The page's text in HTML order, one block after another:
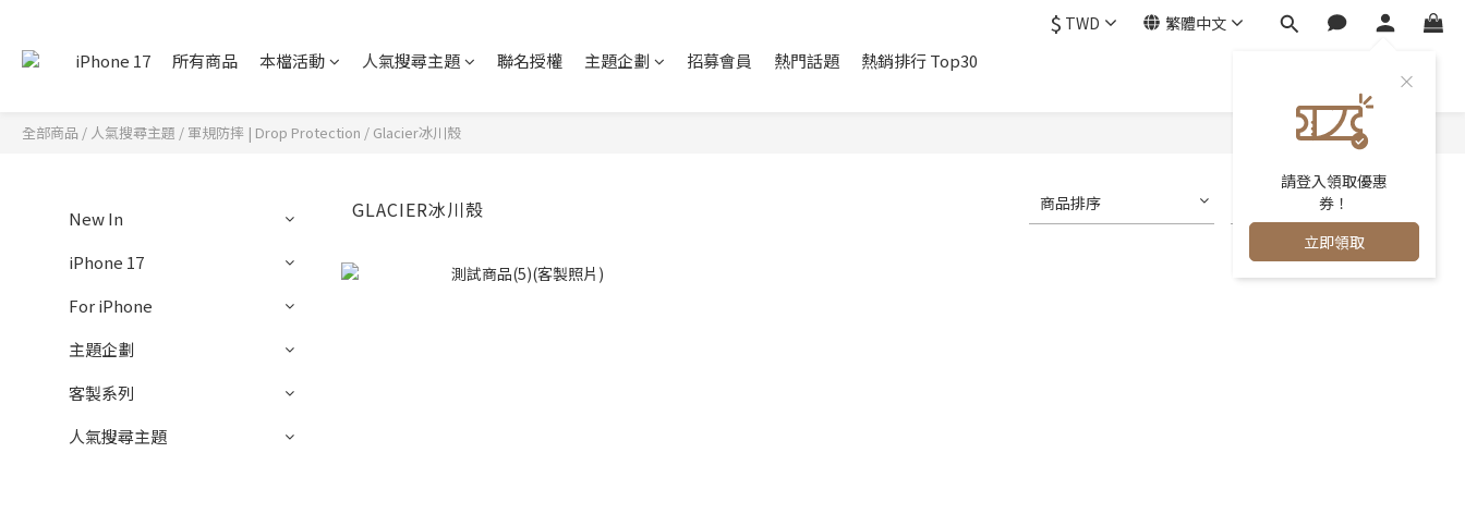
$ TWD 繁體中文
請登入領取優惠
券！
立即領取
iPhone 17 所有商品 本檔活動 人氣搜尋主題 聯名授權 主題企劃 招募會員 熱門話題 熱銷排行 Top30
全部商品 / 人氣搜尋主題 / 軍規防摔 | Drop Protection / Glacier冰川殼
New In
iPhone 17
For iPhone
主題企劃
客製系列
人氣搜尋主題
GLACIER冰川殼 商品排序 每頁顯示 24 個